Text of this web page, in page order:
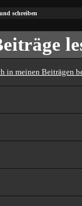
schreiben
in meinen Beiträgen